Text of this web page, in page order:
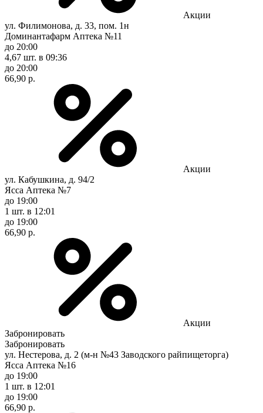
Акции
ул. Филимонова, д. 33, пом. 1н
Доминантафарм Аптека №11
до 20:00
4,67 шт. в 09:36
до 20:00
66,90 р.
Акции
ул. Кабушкина, д. 94/2
Ясса Аптека №7
до 19:00
1 шт. в 12:01
до 19:00
66,90 р.
Акции
Забронировать
Забронировать
ул. Нестерова, д. 2 (м-н №43 Заводского райпищеторга)
Ясса Аптека №16
до 19:00
1 шт. в 12:01
до 19:00
66,90 р.